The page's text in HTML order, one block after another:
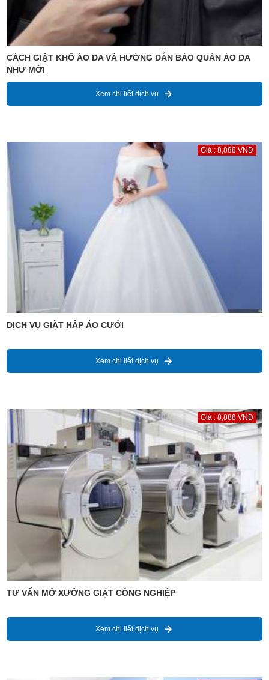
CÁCH GIẶT KHÔ ÁO DA VÀ HƯỚNG DẪN BẢO QUẢN ÁO DA
NHƯ MỚI
Xem chi tiết dịch vụ
Giá : 8,888 VNĐ
DỊCH VỤ GIẶT HẤP ÁO CƯỚI
Xem chi tiết dịch vụ
Giá : 8,888 VNĐ
TƯ VẤN MỞ XƯỞNG GIẶT CÔNG NGHIỆP
Xem chi tiết dịch vụ